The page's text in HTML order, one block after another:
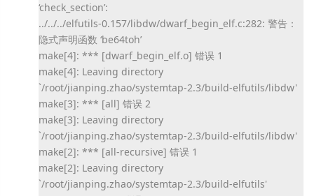
‘check_section’:
../../../elfutils-0.157/libdw/dwarf_begin_elf.c:282: 警告：
隐式声明函数 ‘be64toh’
make[4]: *** [dwarf_begin_elf.o] 错误 1
make[4]: Leaving directory
`/root/jianping.zhao/systemtap-2.3/build-elfutils/libdw'
make[3]: *** [all] 错误 2
make[3]: Leaving directory
`/root/jianping.zhao/systemtap-2.3/build-elfutils/libdw'
make[2]: *** [all-recursive] 错误 1
make[2]: Leaving directory
`/root/jianping.zhao/systemtap-2.3/build-elfutils'